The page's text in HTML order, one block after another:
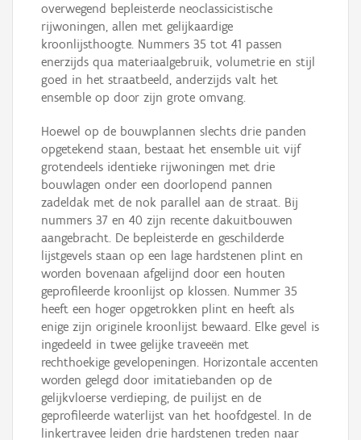
overwegend bepleisterde neoclassicistische
rijwoningen, allen met gelijkaardige
kroonlijsthoogte. Nummers 35 tot 41 passen
enerzijds qua materiaalgebruik, volumetrie en stijl
goed in het straatbeeld, anderzijds valt het
ensemble op door zijn grote omvang.
Hoewel op de bouwplannen slechts drie panden
opgetekend staan, bestaat het ensemble uit vijf
grotendeels identieke rijwoningen met drie
bouwlagen onder een doorlopend pannen
zadeldak met de nok parallel aan de straat. Bij
nummers 37 en 40 zijn recente dakuitbouwen
aangebracht. De bepleisterde en geschilderde
lijstgevels staan op een lage hardstenen plint en
worden bovenaan afgelijnd door een houten
geprofileerde kroonlijst op klossen. Nummer 35
heeft een hoger opgetrokken plint en heeft als
enige zijn originele kroonlijst bewaard. Elke gevel is
ingedeeld in twee gelijke traveeën met
rechthoekige gevelopeningen. Horizontale accenten
worden gelegd door imitatiebanden op de
gelijkvloerse verdieping, de puilijst en de
geprofileerde waterlijst van het hoofdgestel. In de
linkertravee leiden drie hardstenen treden naar